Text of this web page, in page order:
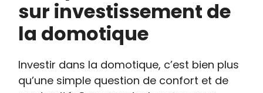
sur investissement de
la domotique
Investir dans la domotique, c’est bien plus
qu’une simple question de confort et de